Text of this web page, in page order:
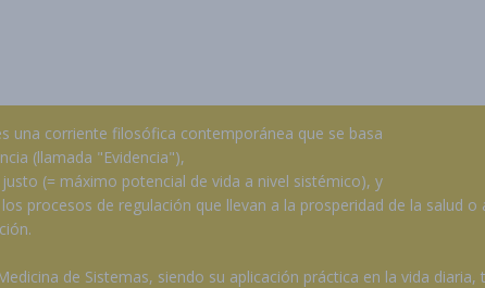
una corriente filosófica contemporánea que se basa
(llamada "Evidencia"),
(= máximo potencial de vida a nivel sistémico), y
procesos de regulación que llevan a la prosperidad de la salud
de Sistemas, siendo su aplicación práctica en la vida